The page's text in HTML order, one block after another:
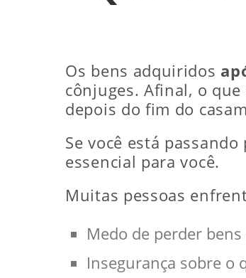
Os bens adquiridos
cônjuges. Afinal, o
depois do fim do
Se você está
essencial para você.
Muitas pessoas
Medo de perder
Insegurança sobre o